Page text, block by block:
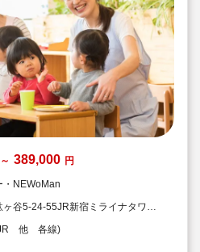
～ 389,000 円
・NEWoMan
ヶ谷5-24-55JR新宿ミライナタワー
(JR 他 各線)